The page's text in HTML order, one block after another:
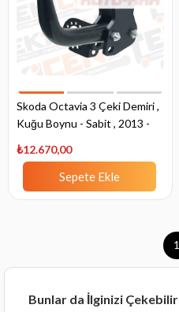
Skoda Octavia 3 Çeki Demiri ,
Kuğu Boynu - Sabit , 2013 -
₺12.670,00
Sepete Ekle
1
Bunlar da İlginizi Çekebilir